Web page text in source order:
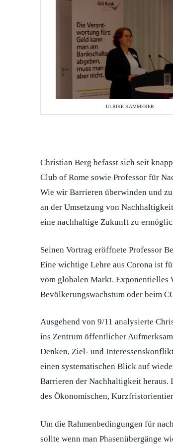
ULRIKE KAMMERER
Christian Berg befasst sich seit
Club of Rome sowie Professor für
Wie wir Barrieren überwinden und
an der Umsetzung von
eine nachhaltige Zukunft zu
Seinen Vortrag eröffnete Professor
Eine wichtige Lehre aus Corona ist
vom globalen Markt. Exponentielles
Bevölkerungswachstum oder beim
Ausgehend von 9/11 analysierte
ins Zentrum öffentlicher
Denken, Ziel- und
einen systematischen Blick auf
Barrieren der Nachhaltigkeit heraus.
des Ökonomischen,
Um die Rahmenbedingungen für
sollte wenn man Phasenübergänge